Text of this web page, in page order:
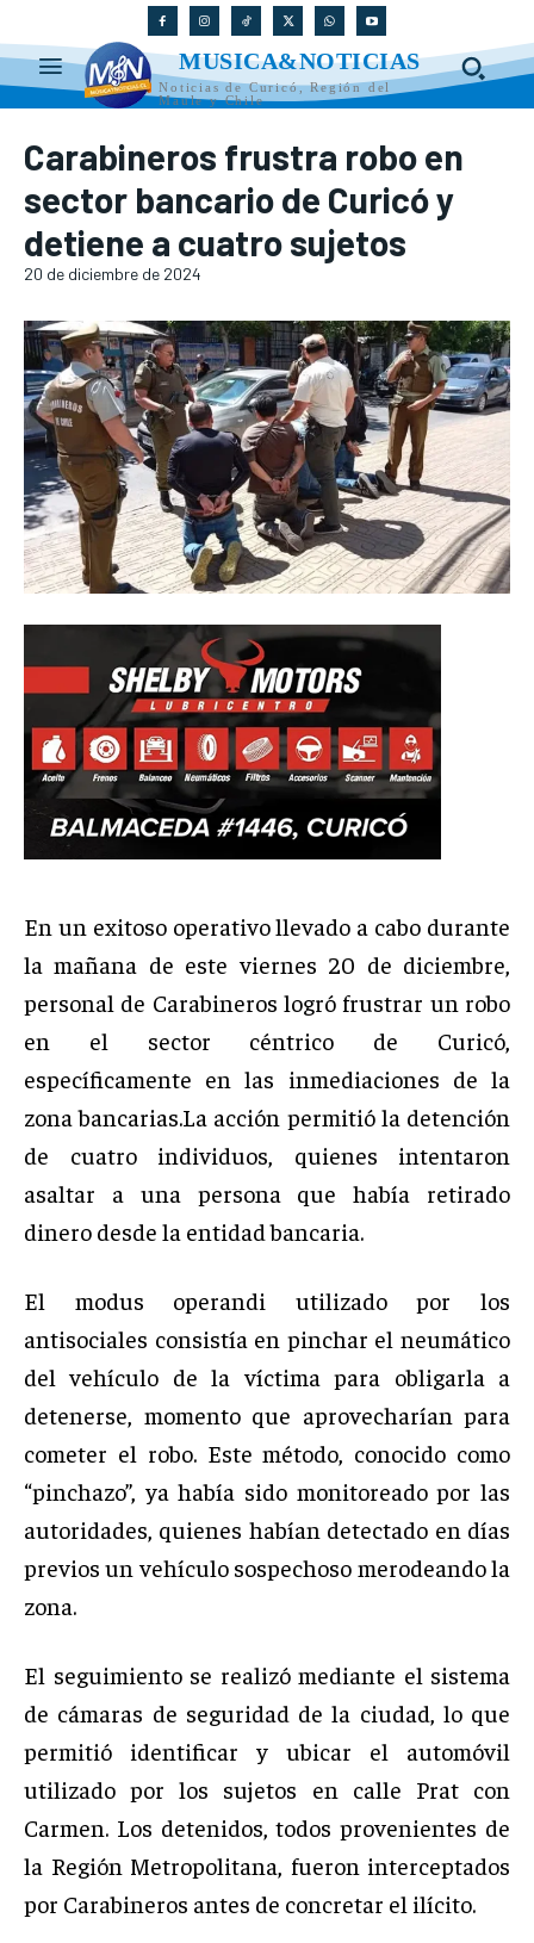
MUSICA&NOTICIAS
Noticias de Curicó, Región del
Maule y Chile
Carabineros frustra robo en
sector bancario de Curicó y
detiene a cuatro sujetos
20 de diciembre de 2024
En un exitoso operativo llevado a cabo durante
la mañana de este viernes 20 de diciembre,
personal de Carabineros logró frustrar un robo
en el sector céntrico de Curicó,
específicamente en las inmediaciones de la
zona bancarias.La acción permitió la detención
de cuatro individuos, quienes intentaron
asaltar a una persona que había retirado
dinero desde la entidad bancaria.
El modus operandi utilizado por los
antisociales consistía en pinchar el neumático
del vehículo de la víctima para obligarla a
detenerse, momento que aprovecharían para
cometer el robo. Este método, conocido como
“pinchazo”, ya había sido monitoreado por las
autoridades, quienes habían detectado en días
previos un vehículo sospechoso merodeando la
zona.
El seguimiento se realizó mediante el sistema
de cámaras de seguridad de la ciudad, lo que
permitió identificar y ubicar el automóvil
utilizado por los sujetos en calle Prat con
Carmen. Los detenidos, todos provenientes de
la Región Metropolitana, fueron interceptados
por Carabineros antes de concretar el ilícito.